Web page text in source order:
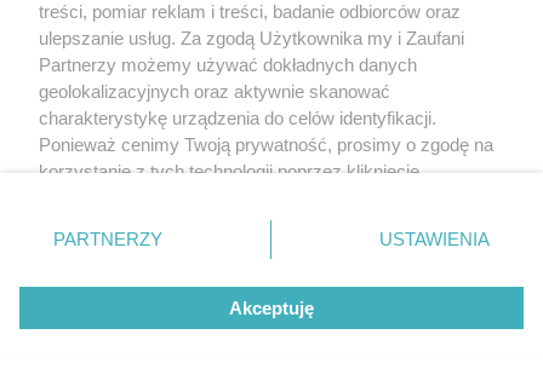
treści, pomiar reklam i treści, badanie odbiorców oraz
ulepszanie usług. Za zgodą Użytkownika my i Zaufani
Partnerzy możemy używać dokładnych danych
geolokalizacyjnych oraz aktywnie skanować
charakterystykę urządzenia do celów identyfikacji.
Ponieważ cenimy Twoją prywatność, prosimy o zgodę na
korzystanie z tych technologii poprzez kliknięcie
zmienić/wycofać klikając przycisk ustawień prywatności
znajdujący się w lewym dolnym rogu strony
rodzaje przetwarzania danych nie wymagają zgody
użytkownika, ale masz prawo sprzeciwić się takiemu
przetwarzaniu. Preferencje będą miały zastosowanie tylko
PARTNERZY USTAWIENIA
Akceptuję